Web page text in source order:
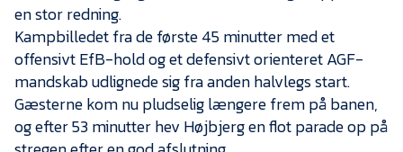
en stor redning.
Kampbilledet fra de første 45 minutter med et
offensivt EfB-hold og et defensivt orienteret AGF-
mandskab udlignede sig fra anden halvlegs start.
Gæsterne kom nu pludselig længere frem på banen,
og efter 53 minutter hev Højbjerg en flot parade op på